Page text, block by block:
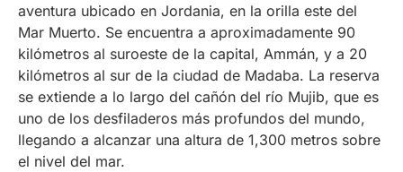
aventura ubicado en Jordania, en la orilla este del
Mar Muerto. Se encuentra a aproximadamente 90
kilómetros al suroeste de la capital, Ammán, y a 20
kilómetros al sur de la ciudad de Madaba. La reserva
se extiende a lo largo del cañón del río Mujib, que es
uno de los desfiladeros más profundos del mundo,
llegando a alcanzar una altura de 1,300 metros sobre
el nivel del mar.